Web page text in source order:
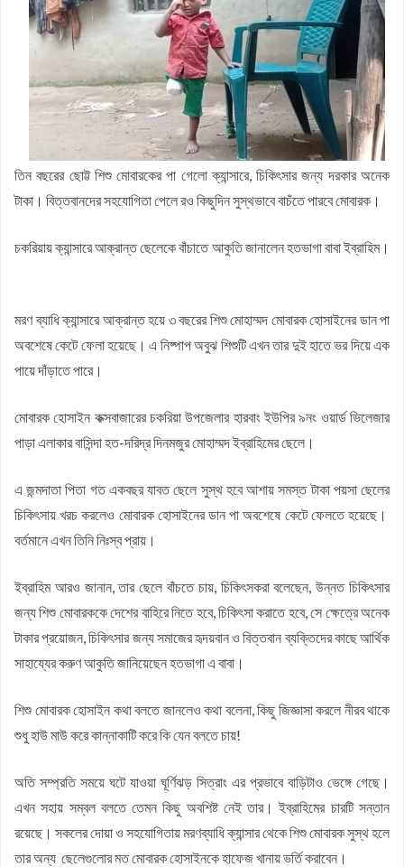
হবে: মুহাম্মদ শাহজাহান
চকরিয়া উপজেলা যুব জামায়াতের সভাপতি আবদুল্লাহ আল মামুর : সেক্রেটারি
কফিল উদ্দিন
জয়নাল আবেদীন মহিউচ্ছুন্নাহ দাখিল মাদ্রাসায় বৃক্ষরোপণ কর্মসূচি অনুষ্ঠিত
সসাসের পাঁচদিনের সংগীত কর্মশালা সম্পন্ন
চকরিয়ায় উপজেলা স্কাউটসের মাসিক সভা অনুষ্ঠিত
বেগম রোকেয়া সাখাওয়াত হোসেন বৃত্তির তৃতীয় পুরস্কার পেলো তাসরিফুল
করিম
বেগম রোকেয়া সাখাওয়াত হোসেন বৃত্তির পুরস্কার পেলো পাঁচ শতাধিক
চকরিয়া কেন্দ্রীয় উচ্চ বিদ্যালয়ে জুলাই গণঅভ্যুত্থান দিবস পালিত
তিন বছরের ছোট্ট শিশু মোবারকের পা গেলো ক্যান্সারে, চিকিৎসার জন্য দরকার অনেক
টাকা। বিত্তবানদের সহযোগিতা পেলে রও কিছুদিন সুস্থভাবে বাচঁতে পারবে মোবারক।
চকরিয়ায় ক্যান্সারে আক্রান্ত ছেলেকে বাঁচাতে আকুতি জানালেন হতভাগা বাবা ইব্রাহিম।
মরণ ব্যাধি ক্যান্সারে আক্রান্ত হয়ে ৩ বছরের শিশু মোহাম্মদ মোবারক হোসাইনের ডান পা
অবশেষে কেটে ফেলা হয়েছে। এ নিষ্পাপ অবুঝ শিশুটি এখন তার দুই হাতে ভর দিয়ে এক
পায়ে দাঁড়াতে পারে।
মোবারক হোসাইন কক্সবাজারের চকরিয়া উপজেলার হারবাং ইউপির ৯নং ওয়ার্ড ভিলেজার
পাড়া এলাকার বাসিন্দা হত-দরিদ্র দিনমজুর মোহাম্মদ ইব্রাহিমের ছেলে।
এ জন্মদাতা পিতা গত একবছর যাবত ছেলে সুস্থ হবে আশায় সমস্ত টাকা পয়সা ছেলের
চিকিৎসায় খরচ করলেও মোবারক হোসাইনের ডান পা অবশেষে কেটে ফেলতে হয়েছে।
বর্তমানে এখন তিনি নিঃস্ব প্রায়।
ইব্রাহিম আরও জানান, তার ছেলে বাঁচতে চায়, চিকিৎসকরা বলেছেন, উন্নত চিকিৎসার
জন্য শিশু মোবারককে দেশের বাহিরে নিতে হবে, চিকিৎসা করাতে হবে, সে ক্ষেত্রে অনেক
টাকার প্রয়োজন, চিকিৎসার জন্য সমাজের হৃদয়বান ও বিত্তবান ব্যক্তিদের কাছে আর্থিক
সাহায্যের করুণ আকুতি জানিয়েছেন হতভাগা এ বাবা।
শিশু মোবারক হোসাইন কথা বলতে জানলেও কথা বলেনা, কিছু জিজ্ঞাসা করলে নীরব থাকে
শুধু হাউ মাউ করে কান্নাকাটি করে কি যেন বলতে চায়!
অতি সম্প্রতি সময়ে ঘটে যাওয়া ঘূর্ণিঝড় সিত্রাং এর প্রভাবে বাড়িটাও ভেঙ্গে গেছে।
এখন সহায় সম্বল বলতে তেমন কিছু অবশিষ্ট নেই তার। ইব্রাহিমের চারটি সন্তান
রয়েছে। সকলের দোয়া ও সহযোগিতায় মরণব্যাধি ক্যান্সার থেকে শিশু মোবারক সুস্থ হলে
তার অন্য ছেলেগুলোর মত মোবারক হোসাইনকে হাফেজ খানায় ভর্তি করাবেন।